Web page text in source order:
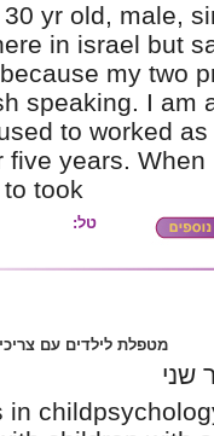
yr old, male,
in israel but
my two
speaking. I am
to worked as
five years. When
took
טל:
מטפלת לילדים עם
שני
in